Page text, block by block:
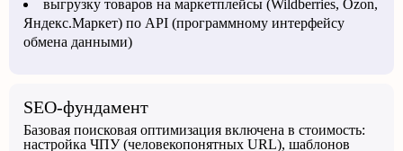
выгрузку товаров на маркетплейсы (Wildberries, Ozon,
Яндекс.Маркет) по API (программному интерфейсу
обмена данными)
SEO-фундамент
Базовая поисковая оптимизация включена в стоимость:
настройка ЧПУ (человекопонятных URL), шаблонов